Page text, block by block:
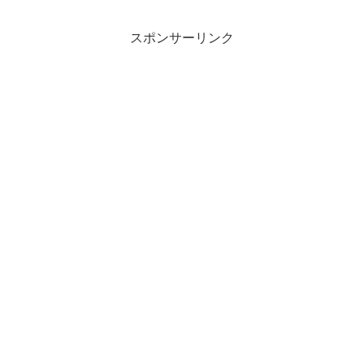
スポンサーリンク